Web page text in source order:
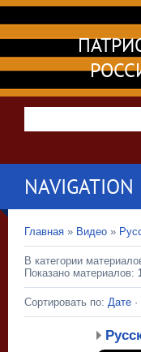
NAVIGATION
Главная » Видео »
В категории
Показано материалов:
Сортировать по: Дате ·